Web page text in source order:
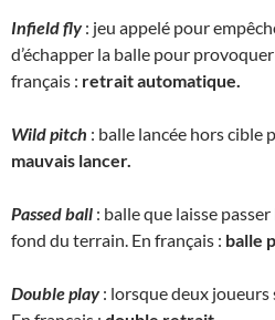
Infield fly: jeu appelé pour
d’échapper la balle pour
français : retrait automatique.
Wild pitch : balle lancée hors cible
mauvais lancer.
Passed ball : balle que laisse
fond du terrain. En français : balle
Double play: lorsque deux